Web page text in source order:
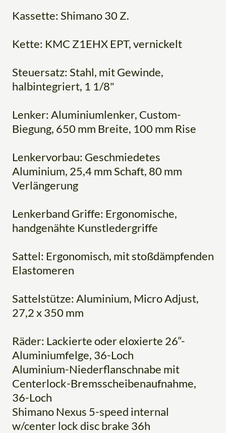
Kassette: Shimano 30 Z.
Kette: KMC Z1EHX EPT, vernickelt
Steuersatz: Stahl, mit Gewinde,
halbintegriert, 1 1/8"
Lenker: Aluminiumlenker, Custom-
Biegung, 650 mm Breite, 100 mm Rise
Lenkervorbau: Geschmiedetes
Aluminium, 25,4 mm Schaft, 80 mm
Verlängerung
Lenkerband Griffe: Ergonomische,
handgenähte Kunstledergriffe
Sattel: Ergonomisch, mit stoßdämpfenden
Elastomeren
Sattelstütze: Aluminium, Micro Adjust,
27,2 x 350 mm
Räder: Lackierte oder eloxierte 26“-
Aluminiumfelge, 36-Loch
Aluminium-Niederflanschnabe mit
Centerlock-Bremsscheibenaufnahme,
36-Loch
Shimano Nexus 5-speed internal
w/center lock disc brake 36h